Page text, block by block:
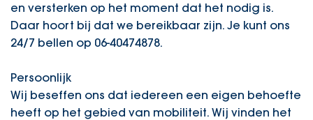
en versterken op het moment dat het nodig is.
Daar hoort bij dat we bereikbaar zijn. Je kunt ons
24/7 bellen op 06-40474878.
Persoonlijk
Wij beseffen ons dat iedereen een eigen behoefte
heeft op het gebied van mobiliteit. Wij vinden het